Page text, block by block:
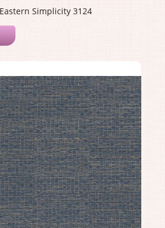
Simplicity 3124
Без покрытия